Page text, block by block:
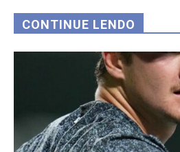
CONTINUE LENDO